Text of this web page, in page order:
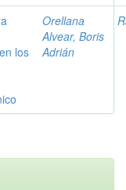
los
Orellana
Alvear, Boris
Adrián